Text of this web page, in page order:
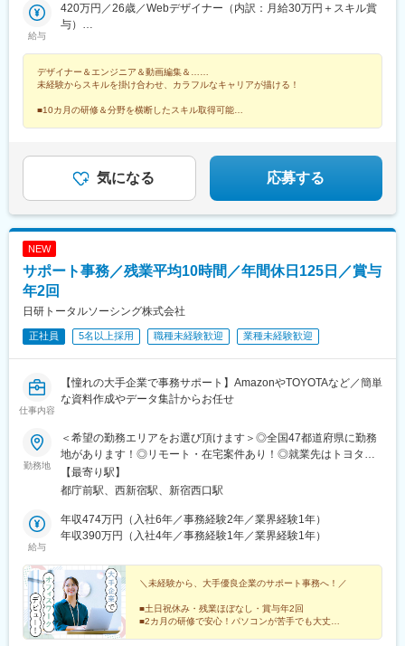
ーン歓迎★転居を伴う転勤なし★受動喫煙対策：屋内全面禁煙ま
たは分煙（プロジェクトによる）★駐車場あり・マイカー通勤
駅、松山市駅、高松駅(香川県)、近鉄四日市駅、札幌駅、バスセン
ター前駅、大通駅、北１２条駅、あおば通駅、宮城野通駅、東仙
和泉駅、西小泉駅、城東駅、新伊勢崎駅、小山駅、刈谷駅、藤川
駅、二川駅、吉良吉田駅、多屋駅、神領駅、楽田駅、国際センタ
ー駅、市役所前駅(広島県)、西新駅、博多駅、天神駅、櫛田神社前
駅、神奈川駅、井土ケ谷駅、みなとみらい駅、太田駅(群馬県)、安
駅、平田町駅、今池駅(愛知県)、天神川駅、立町駅、天神南駅、五
郎丸駅、熊西駅、堺筋本町駅、中崎町駅、天満橋駅、心斎橋駅、
芝公園駅、広尾駅、東銀座駅、竹芝駅、御成門駅、白金高輪駅、
駅、屋代高校前駅、城下駅(長野県)、岩村田駅、佐久平駅、広丘
駅、高塚駅、てだこ浦西駅、赤嶺駅、那覇空港駅(鉄道)、おもろま
前駅、脇田駅、近鉄名古屋駅、大阪梅田駅(阪急線)、浜松駅、県庁
前駅(沖縄県)、京成千葉駅、高島町駅、北鉄金沢駅、四条駅(京都
なろう四日市駅、狸小路駅、仙台駅(地下鉄)、榴ケ岡駅、広瀬通
駅、鷹野橋駅、祇園駅(福岡県)、西鉄福岡駅、横浜駅、蒔田駅、千
種駅、矢賀駅、八丁堀駅(広島県)、宮の陣駅、北浜駅(大阪府)、谷
町四丁目駅、四ツ橋駅、西梅田駅、吹田駅(東海道本線)、西中島南
駅、馬喰町駅、虎ノ門ヒルズ駅、都庁前駅、乃木坂駅、新馬場
駅、馬車道駅、新豊洲駅、鹿島田駅、東大前駅、新橋駅、三田駅
古屋駅、梅田駅(地下鉄)、呉服町駅(福岡県)、第一通り駅、壺川
駅、新千葉駅、七ツ屋駅、西辛島町駅、五条駅(京都市営)、三宮駅
(神戸新交通)、市役所前駅(愛媛県)、西４丁目駅、北１３条東駅、
中電前駅、本通駅、本町駅、西大橋駅、大阪梅田駅(阪神線)、東池
袋四丁目駅、馬喰横山駅、六本木一丁目駅、品川駅、平間駅、本
給与
420万円／26歳／Webデザイナー（内訳：月給30万円＋スキル賞
与）
デザイナー＆エンジニア＆動画編集＆……
未経験からスキルを掛け合わせ、カラフルなキャリアが描ける！
■10カ月の研修＆分野を横断したスキル取得可能
気になる 応募する
NEW
サポート事務／残業平均10時間／年間休日125日／賞与
年2回
日研トータルソーシング株式会社
正社員 5名以上採用 職種未経験歓迎 業種未経験歓迎
仕事内容
【憧れの大手企業で事務サポート】AmazonやTOYOTAなど／簡単
な資料作成やデータ集計からお任せ
勤務地
＜希望の勤務エリアをお選び頂けます＞◎全国47都道府県に勤務
地があります！◎リモート・在宅案件あり！◎就業先はトヨタや
アマゾンなど大手メーカーが中心！◎U・Iターン歓迎！【勤務エ
リア一覧】■北海道・東北エリア／北海道・青森・岩手・秋田・宮
群馬・茨城■北陸エリア／新潟、石川、富山、福井■甲信エリア／
静岡・山梨・長野■東海エリア／愛知・岐阜・三重■関西エリア／
山・島根・鳥取・山口■四国エリア／香川・愛媛・徳島・高知■九
州・沖縄エリア／福岡・熊本・佐賀・長崎・大分・宮崎・鹿児
島・沖縄◎オフィス内禁煙・分煙！◎自動車通勤可能な案件もご
ざいます。＜はじめての一人暮らしもサポート＞入社に合わせ
て、寮などで一人暮らしを希望される方には、会社が勤務地に近
【最寄り駅】
都庁前駅、西新宿駅、新宿西口駅
給与
年収474万円（入社6年／事務経験2年／業界経験1年）
年収390万円（入社4年／事務経験1年／業界経験1年）
＼未経験から、大手優良企業のサポート事務へ！／
■土日祝休み・残業ほぼなし・賞与年2回
■2カ月の研修で安心！パソコンが苦手でも大丈夫